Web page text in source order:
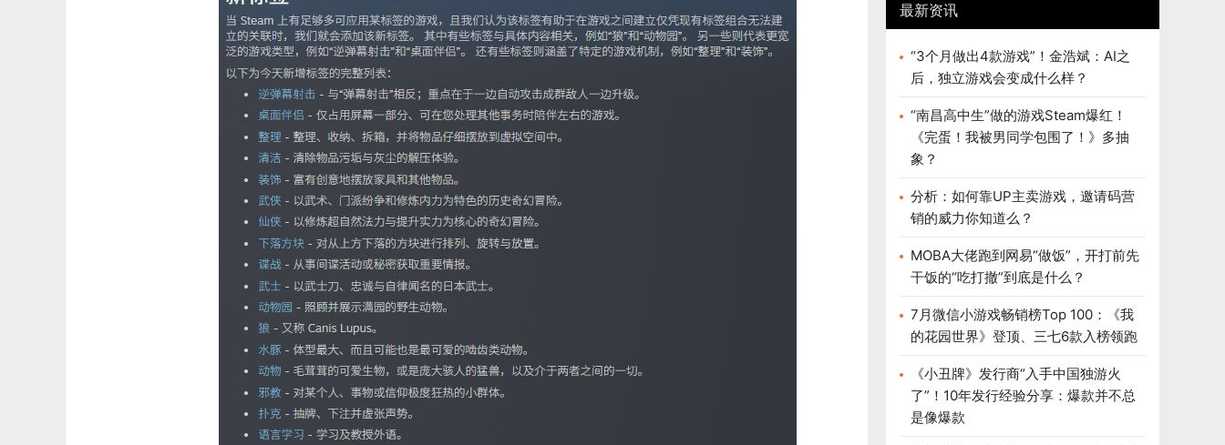
最新资讯
“3个月做出4款游戏”！金浩斌：AI之
后，独立游戏会变成什么样？
“南昌高中生”做的游戏Steam爆红！
《完蛋！我被男同学包围了！》多抽
象？
分析：如何靠UP主卖游戏，邀请码营
销的威力你知道么？
MOBA大佬跑到网易“做饭”，开打前先
干饭的“吃打撤”到底是什么？
7月微信小游戏畅销榜Top 100：《我
的花园世界》登顶、三七6款入榜领跑
《小丑牌》发行商“入手中国独游火
了”！10年发行经验分享：爆款并不总
是像爆款